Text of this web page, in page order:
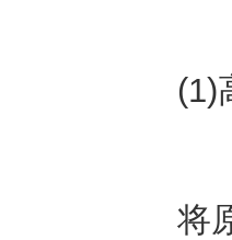
(1)
将原